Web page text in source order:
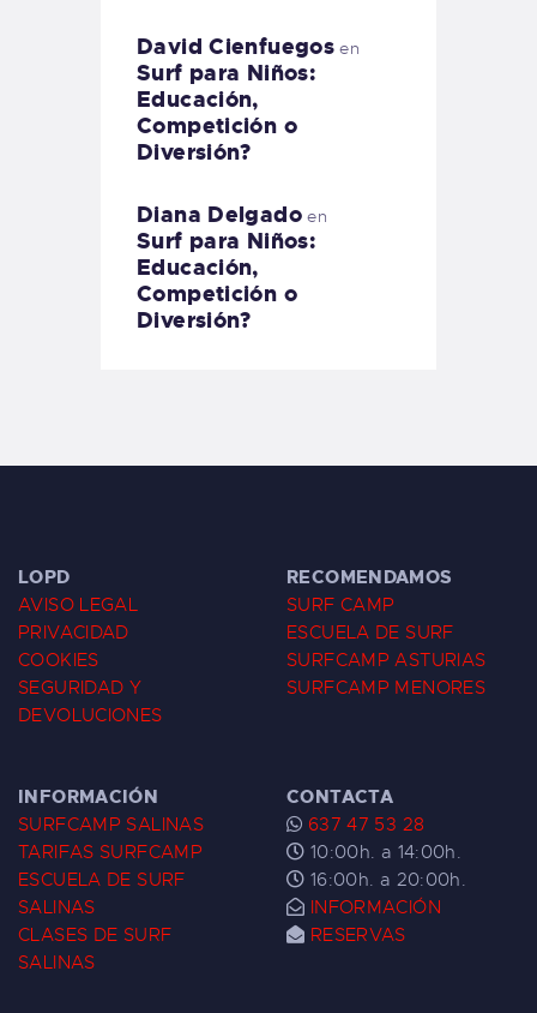
David Cienfuegos en
Surf para Niños:
Educación,
Competición o
Diversión?
Diana Delgadoen
Surf para Niños:
Educación,
Competición o
Diversión?
LOPD
AVISO LEGAL
PRIVACIDAD
COOKIES
SEGURIDAD Y
DEVOLUCIONES
RECOMENDAMOS
SURF CAMP
ESCUELA DE SURF
SURFCAMP ASTURIAS
SURFCAMP MENORES
INFORMACIÓN
SURFCAMP SALINAS
TARIFAS SURFCAMP
ESCUELA DE SURF
SALINAS
CLASES DE SURF
SALINAS
CONTACTA
637 47 53 28
10:00h. a 14:00h.
16:00h. a 20:00h.
INFORMACIÓN
RESERVAS